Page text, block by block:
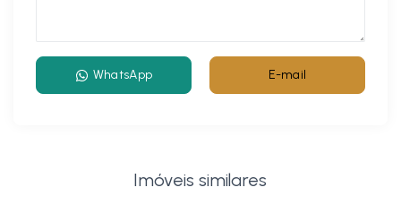
WhatsApp E-mail
Imóveis similares